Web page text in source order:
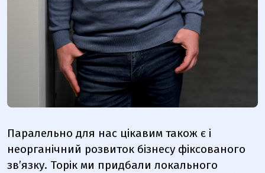
Паралельно для нас цікавим також є і
неорганічний розвиток бізнесу фіксованого
зв’язку. Торік ми придбали локального